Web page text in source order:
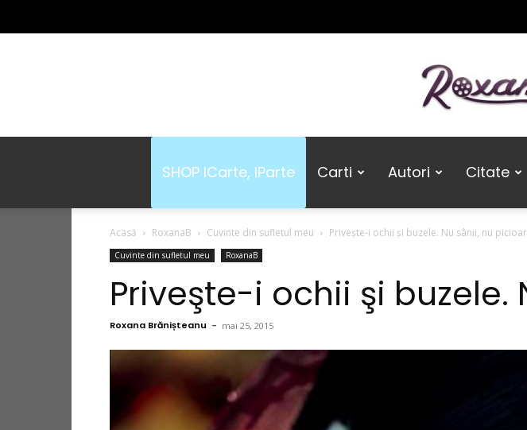
SHOP ICarte, IParte Carti Autori Citate
Acasă RoxanaB Cuvinte din sufletul meu Priveşte-i ochii şi buzele. Nu sânii, nu
Cuvinte din sufletul meu RoxanaB
Priveşte-i ochii şi buzele.
Roxana Brănișteanu - mai 25, 2015